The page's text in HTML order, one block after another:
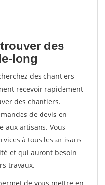
des
long
des chantiers
recevoir rapidement
des chantiers.
de devis en
aux artisans. Vous
à tous les artisans
et qui auront besoin
travaux.
de vous mettre en